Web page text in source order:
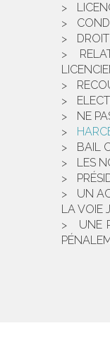
NE
BAIL
LES
UN
LA VOIE
UNE